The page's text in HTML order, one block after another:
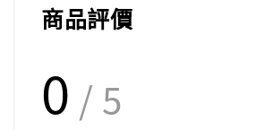
商品評價
0 / 5